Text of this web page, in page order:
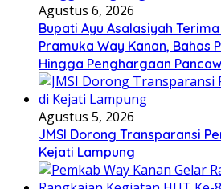
Agustus 6, 2026
Bupati Ayu Asalasiyah
Pramuka Way Kanan, Bahas
Hingga Penghargaan
Agustus 5, 2026
JMSI Dorong Transparansi
Kejati Lampung